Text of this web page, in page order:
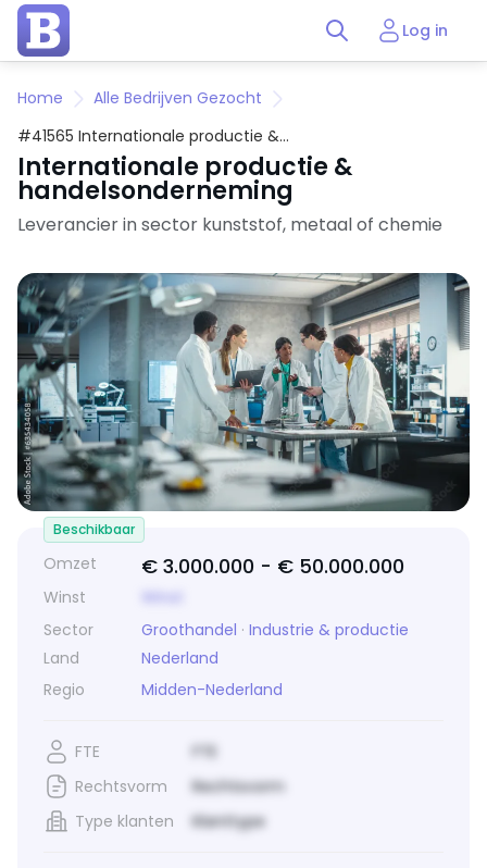
Log in
Home
Alle Bedrijven Gezocht
#41565 Internationale productie &
handelsonderneming
Internationale productie &
handelsonderneming
Leverancier in sector kunststof, metaal of chemie
Omzet € 3.000.000 - € 50.000.000
Winst
Sector
Groothandel · Industrie & productie
Land
Nederland
Regio
Midden-Nederland
Beschikbaar
FTE
FTE
Rechtsvorm
Rechtsvorm
Type klanten
Klanttype